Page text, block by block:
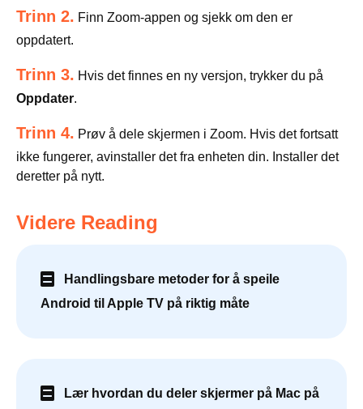
Trinn 2. Finn Zoom-appen og sjekk om den er
oppdatert.
Trinn 3. Hvis det finnes en ny versjon, trykker du på
Oppdater.
Trinn 4. Prøv å dele skjermen i Zoom. Hvis det fortsatt
ikke fungerer, avinstaller det fra enheten din. Installer det
deretter på nytt.
Videre Reading
Handlingsbare metoder for å speile
Android til Apple TV på riktig måte
Lær hvordan du deler skjermer på Mac på